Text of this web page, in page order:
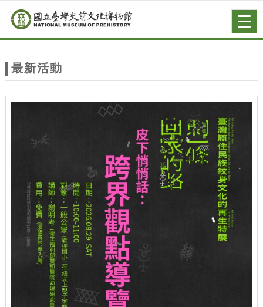
站
主
跳到主要內容
網站導覽
最新活動